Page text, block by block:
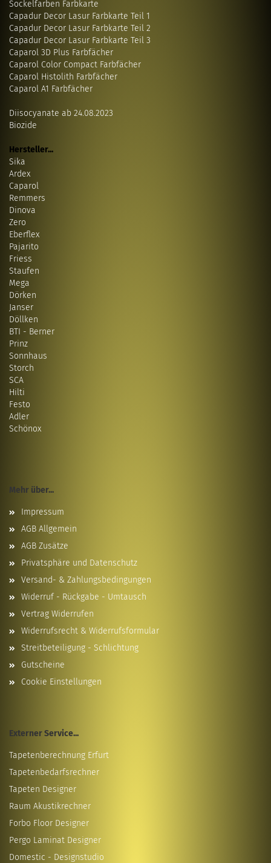
Sockelfarben Farbkarte
Capadur Decor Lasur Farbkarte Teil 1
Capadur Decor Lasur Farbkarte Teil 2
Capadur Decor Lasur Farbkarte Teil 3
Caparol 3D Plus Farbfächer
Caparol Color Compact Farbfächer
Caparol Histolith Farbfächer
Caparol A1 Farbfächer
Diisocyanate ab 24.08.2023
Biozide
Hersteller...
Sika
Ardex
Caparol
Remmers
Dinova
Zero
Eberflex
Pajarito
Friess
Staufen
Mega
Dörken
Janser
Döllken
BTI - Berner
Prinz
Sonnhaus
Storch
SCA
Hilti
Festo
Adler
Schönox
Mehr über...
Impressum
AGB Allgemein
AGB Zusätze
Privatsphäre und Datenschutz
Versand- & Zahlungsbedingungen
Widerruf - Rückgabe - Umtausch
Vertrag Widerrufen
Widerrufsrecht & Widerrufsformular
Streitbeteiligung - Schlichtung
Gutscheine
Cookie Einstellungen
Externer Service...
Tapetenberechnung Erfurt
Tapetenbedarfsrechner
Tapeten Designer
Raum Akustikrechner
Forbo Floor Designer
Pergo Laminat Designer
Domestic - Designstudio